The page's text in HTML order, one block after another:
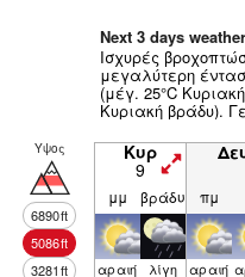
Next 3 days
Ισχυρές
μεγαλύτερη
(μέγ. 25°C
Κυριακή βράδυ).
Υψος
6890ft
5086ft
3281ft
Κυρ
9
μμ βράδυ πμ
αραιή λίγη αραιή